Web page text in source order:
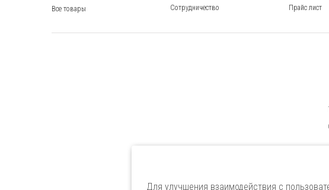
Все товары
Сотрудничество
Прайс лист
Для улучшения взаимодействия с